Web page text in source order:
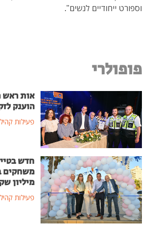
וספורט ייחודיים לנשים".
פופולרי
אות ראש
הוענק
פעילות
חדש
מיליון
פעילות